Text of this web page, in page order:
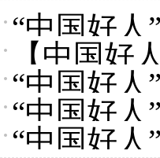
“中国好人
【中国好
全落地
“中国好人
“中国好人
“中国好人